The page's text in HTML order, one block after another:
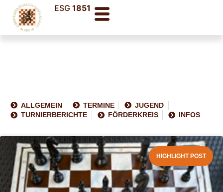
ESG1851
ALLGEMEIN TERMINE
JUGEND
TURNIERBERICHTE
FÖRDERKREIS INFOS
HIGHLIGHT POST